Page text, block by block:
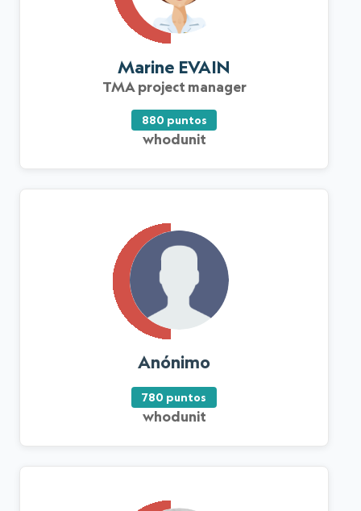
Marine EVAIN
TMA project manager
880 puntos
whodunit
Anónimo
780 puntos
whodunit